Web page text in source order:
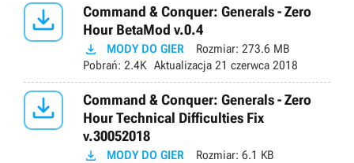

Command & Conquer: Generals - Zero
Hour BetaMod v.0.4
 MODY DO GIER Rozmiar: 273.6 MB
Pobrań: 2.4K Aktualizacja 21 czerwca 2018

Command & Conquer: Generals - Zero
Hour Technical Difficulties Fix
v.30052018
 MODY DO GIER Rozmiar: 6.1 KB